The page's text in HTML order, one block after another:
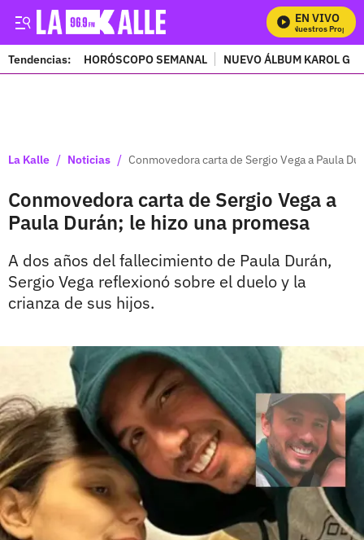
EN VIVO
Mira Todos Nuestros Programas
Tendencias: HORÓSCOPO SEMANAL NUEVO ÁLBUM KAROL G
La Kalle / Noticias / Conmovedora carta de Sergio Vega a Paula
Conmovedora carta de Sergio Vega a
Paula Durán; le hizo una promesa
A dos años del fallecimiento de Paula Durán,
Sergio Vega reflexionó sobre el duelo y la
crianza de sus hijos.